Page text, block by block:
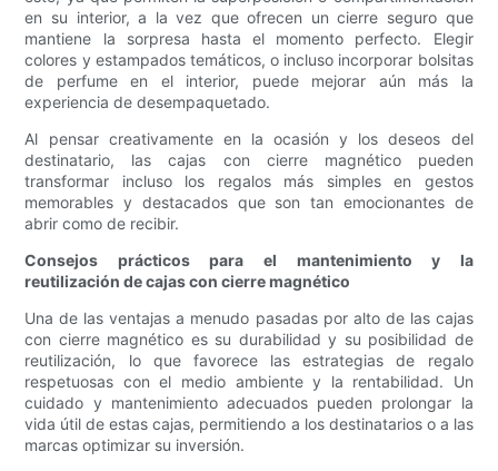
en su interior, a la vez que ofrecen un cierre seguro que
mantiene la sorpresa hasta el momento perfecto. Elegir
colores y estampados temáticos, o incluso incorporar bolsitas
de perfume en el interior, puede mejorar aún más la
experiencia de desempaquetado.
Al pensar creativamente en la ocasión y los deseos del
destinatario, las cajas con cierre magnético pueden
transformar incluso los regalos más simples en gestos
memorables y destacados que son tan emocionantes de
abrir como de recibir.
Consejos prácticos para el mantenimiento y la
reutilización de cajas con cierre magnético
Una de las ventajas a menudo pasadas por alto de las cajas
con cierre magnético es su durabilidad y su posibilidad de
reutilización, lo que favorece las estrategias de regalo
respetuosas con el medio ambiente y la rentabilidad. Un
cuidado y mantenimiento adecuados pueden prolongar la
vida útil de estas cajas, permitiendo a los destinatarios o a las
marcas optimizar su inversión.